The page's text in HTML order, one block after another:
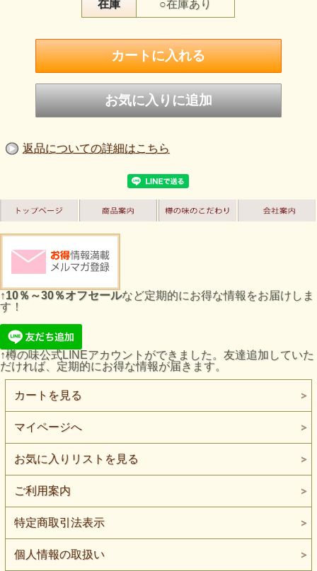
在庫 ○在庫あり
返品についての詳細はこちら
↑10％～30％オフセールなど定期的にお得な情報をお届けしま
す！
↑樽の味公式LINEアカウントができました。友達追加していた
だければ、定期的にお得な情報が届きます。
カートを見る
マイページへ
お気に入りリストを見る
ご利用案内
特定商取引法表示
個人情報の取扱い